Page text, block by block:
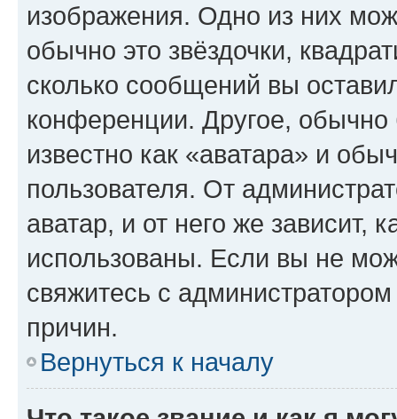
изображения. Одно из них
обычно это звёздочки,
сколько сообщений вы
конференции. Другое,
известно как «аватара» и
пользователя. От
аватар, и от него же зависит,
использованы. Если вы не
свяжитесь с
причин.
Вернуться к началу